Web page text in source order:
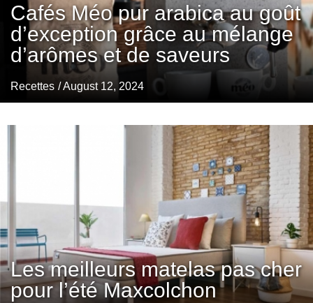
Cafés Méo pur arabica au goût
d’exception grâce au mélange
d’arômes et de saveurs
Recettes / August 12, 2024
Les meilleurs matelas pas cher
pour l’été Maxcolchon